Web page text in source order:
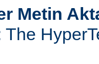
Metin
The